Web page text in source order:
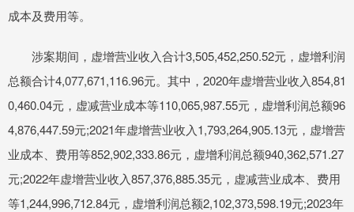
成本及费用等。
涉案期间，虚增营业收入合计3,505,452,250.52元，虚增利润
总额合计4,077,671,116.96元。其中，2020年虚增营业收入854,81
0,460.04元，虚减营业成本等110,065,987.55元，虚增利润总额96
4,876,447.59元;2021年虚增营业收入1,793,264,905.13元，虚增营
业成本、费用等852,902,333.86元，虚增利润总额940,362,571.27
元;2022年虚增营业收入857,376,885.35元，虚减营业成本、费用
等1,244,996,712.84元，虚增利润总额2,102,373,598.19元;2023年